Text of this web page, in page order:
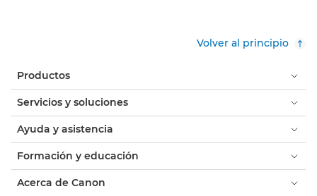
Volver al principio
Productos
Servicios y soluciones
Ayuda y asistencia
Formación y educación
Acerca de Canon